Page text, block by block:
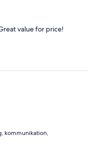
value for price!
kommunikation,